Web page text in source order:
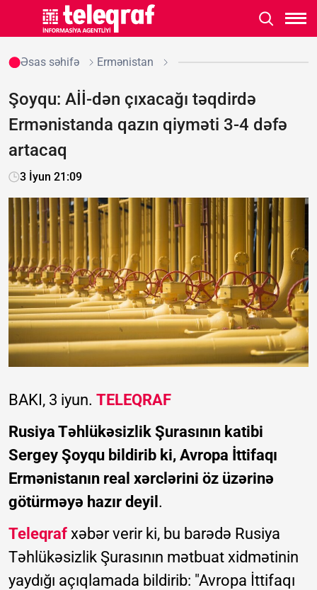
Əsas səhifə Ermənistan
Şoyqu: Aİİ-dən çıxacağı təqdirdə
Ermənistanda qazın qiyməti 3-4 dəfə
artacaq
3 İyun 21:09
BAKI, 3 iyun. TELEQRAF
Rusiya Təhlükəsizlik Şurasının katibi
Sergey Şoyqu bildirib ki, Avropa İttifaqı
Ermənistanın real xərclərini öz üzərinə
götürməyə hazır deyil .
Teleqraf xəbər verir ki, bu barədə Rusiya
Təhlükəsizlik Şurasının mətbuat xidmətinin
yaydığı açıqlamada bildirib: "Avropa İttifaqı